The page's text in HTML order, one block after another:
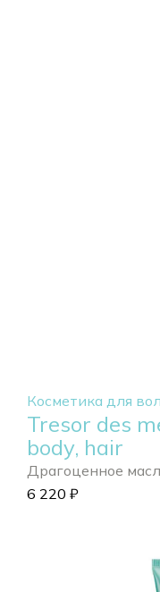
Косметика для
Tresor des
body, hair
Драгоценное
6 220 ₽